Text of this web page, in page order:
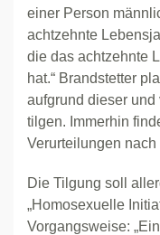
einer Person
achtzehnte
die das achtzehnte
hat.“ Brandstetter
aufgrund dieser
tilgen. Immerhin
Verurteilungen nach
Die Tilgung soll
„Homosexuelle
Vorgangsweise: